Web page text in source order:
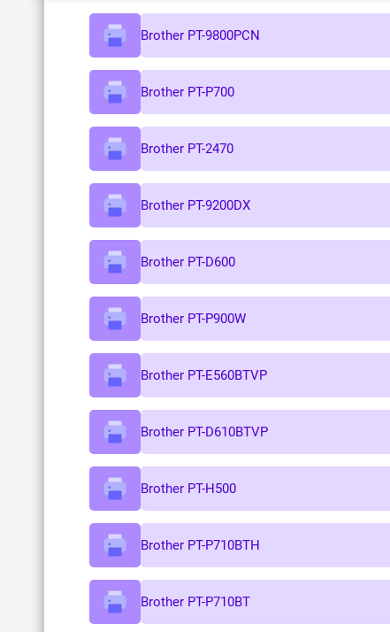
Brother PT-9800PCN
Brother PT-P700
Brother PT-2470
Brother PT-9200DX
Brother PT-D600
Brother PT-P900W
Brother PT-E560BTVP
Brother PT-D610BTVP
Brother PT-H500
Brother PT-P710BTH
Brother PT-P710BT